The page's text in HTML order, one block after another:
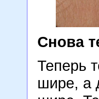
Снова
Теперь
шире, а